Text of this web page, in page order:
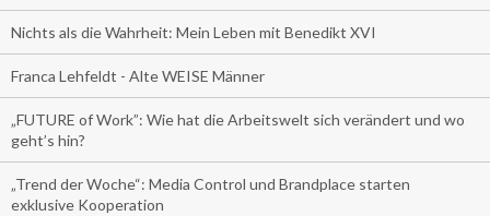
Nichts als die Wahrheit: Mein Leben mit Benedikt XVI
Franca Lehfeldt - Alte WEISE Männer
„FUTURE of Work”: Wie hat die Arbeitswelt sich verändert und wo
geht’s hin?
„Trend der Woche“: Media Control und Brandplace starten
exklusive Kooperation